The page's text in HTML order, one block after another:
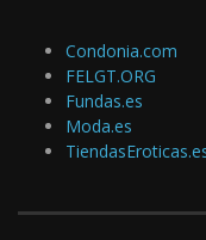
Condonia.com
FELGT.ORG
Fundas.es
Moda.es